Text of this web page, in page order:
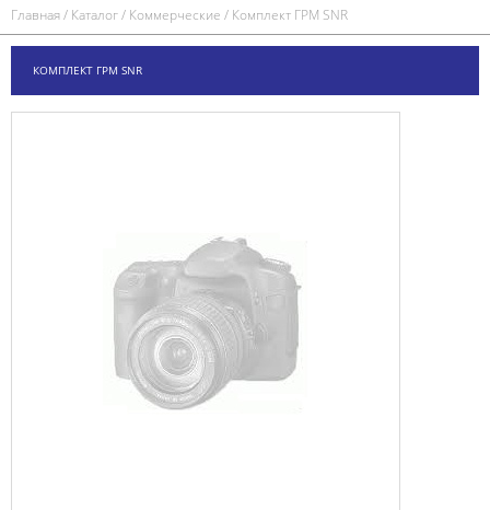
Главная/ Каталог/ Коммерческие / Комплект ГРМ SNR
КОМПЛЕКТ ГРМ SNR